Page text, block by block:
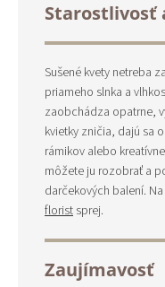
Starostlivosť
Sušené kvety netreba
priameho slnka a
zaobchádza opatrne,
kvietky zničia, dajú sa
rámikov alebo
môžete ju rozobrať a
darčekových balení.
florist sprej.
Zaujímavosť